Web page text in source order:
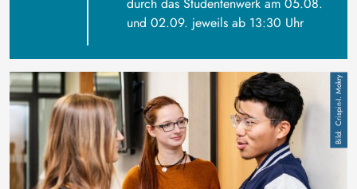
und 02.09. jeweils ab 13:30 Uhr
Bild Crispin-I. Mokry